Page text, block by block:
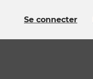
Se connecter